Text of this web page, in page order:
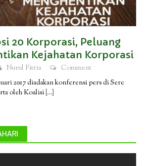
20 Korporasi, Peluang
Kejahatan Korporasi
Nurul Fitria
Comment
2017 diadakan konferensi pers di Sere
oleh Koalisi […]